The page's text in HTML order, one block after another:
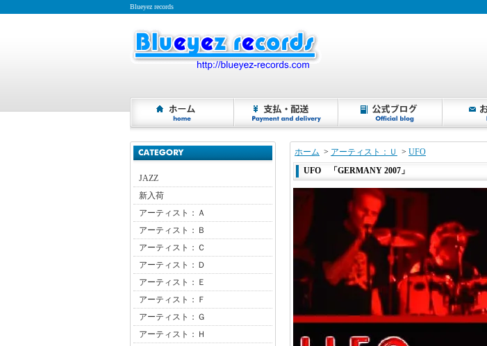
Blueyez records
JAZZ
新入荷
アーティスト：Ａ
アーティスト：Ｂ
アーティスト：Ｃ
アーティスト：Ｄ
アーティスト：Ｅ
アーティスト：Ｆ
アーティスト：Ｇ
アーティスト：Ｈ
ホーム > アーティスト：Ｕ > UFO
UFO 「GERMANY 2007」